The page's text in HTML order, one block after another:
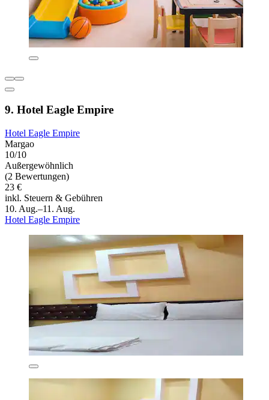
9. Hotel Eagle Empire
Hotel Eagle Empire
Margao
10/10
Außergewöhnlich
(2 Bewertungen)
23 €
inkl. Steuern & Gebühren
10. Aug.–11. Aug.
Hotel Eagle Empire